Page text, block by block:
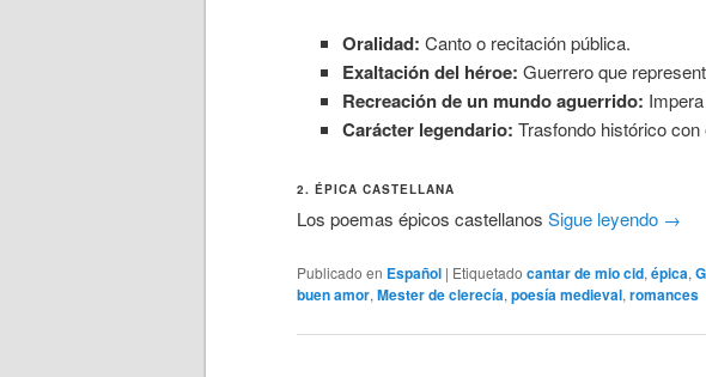
Oralidad: Canto o recitación pública.
Exaltación del héroe: Guerrero que
Recreación de un mundo aguerrido:
Carácter legendario: Trasfondo histórico
2. ÉPICA CASTELLANA
Los poemas épicos castellanos Sigue leyendo →
Publicado en Español | Etiquetado cantar de mio cid, épica,
buen amor, Mester de clerecía, poesía medieval, romances